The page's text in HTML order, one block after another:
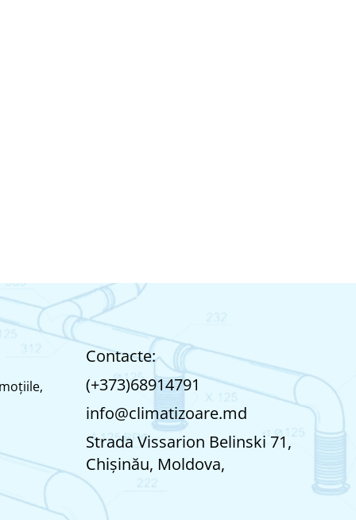
Contacte:
(+373)68914791
info@climatizoare.md
Strada Vissarion Belinski 71,
Chişinău, Moldova,